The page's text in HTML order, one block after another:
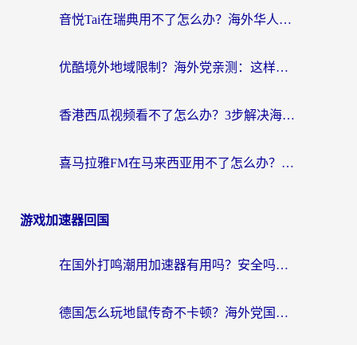
音悦Tai在瑞典用不了怎么办？海外华人追剧听歌的实用指南
优酷境外地域限制？海外党亲测：这样看国内剧再也不卡（附3个实用场景解决）
香港西瓜视频看不了怎么办？3步解决海外追剧难题，附靠谱加速器推荐
喜马拉雅FM在马来西亚用不了怎么办？海外华人亲测有效的回国加速指南
游戏加速器回国
在国外打鸣潮用加速器有用吗？安全吗？海外玩家国服游戏加速全指南
德国怎么玩地鼠传奇不卡顿？海外党国服游戏加速全攻略（含战双EVE实用指南）